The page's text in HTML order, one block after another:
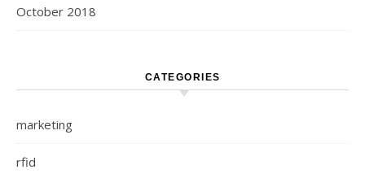
October 2018
CATEGORIES
marketing
rfid